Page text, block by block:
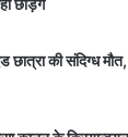
छात्रा की संदिग्ध